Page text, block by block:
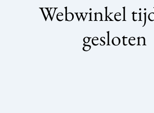
Webwinkel
gesloten